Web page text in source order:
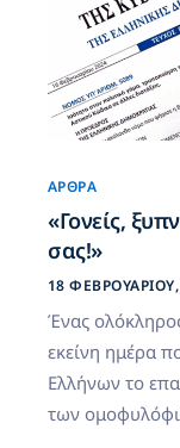
ΆΡΘΡΑ
«Γονείς,
σας!»
18
Ένας
εκείνη ημέρα
Ελλήνων το
των